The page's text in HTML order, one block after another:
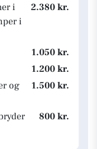
i
i
2.380 kr.
1.050 kr.
1.200 kr.
og
1.500 kr.
800 kr.